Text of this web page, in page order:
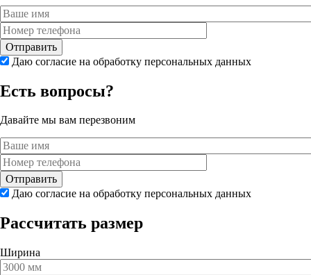
Даю согласие на обработку персональных данных
Есть вопросы?
Давайте мы вам перезвоним
Даю согласие на обработку персональных данных
Рассчитать размер
Ширина